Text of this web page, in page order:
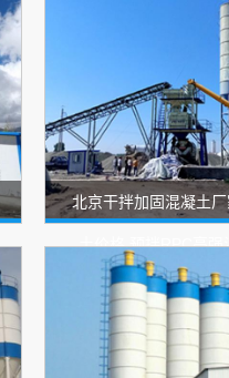
北京干拌加固混凝土
土价格 预拌RPC高强